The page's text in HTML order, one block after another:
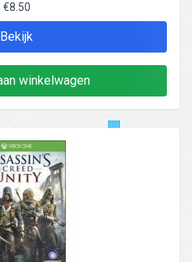
€8.50
Bekijk
winkelwagen